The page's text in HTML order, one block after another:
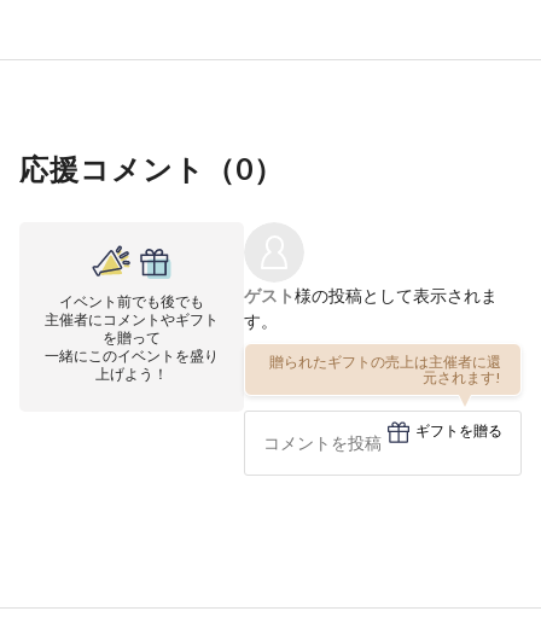
応援コメント（0）
イベント前でも後でも
主催者にコメントやギフト
を贈って
一緒にこのイベントを盛り
上げよう！
ゲスト様の投稿として表示されま
す。
贈られたギフトの売上は主催者に還
元されます!
ギフトを贈る